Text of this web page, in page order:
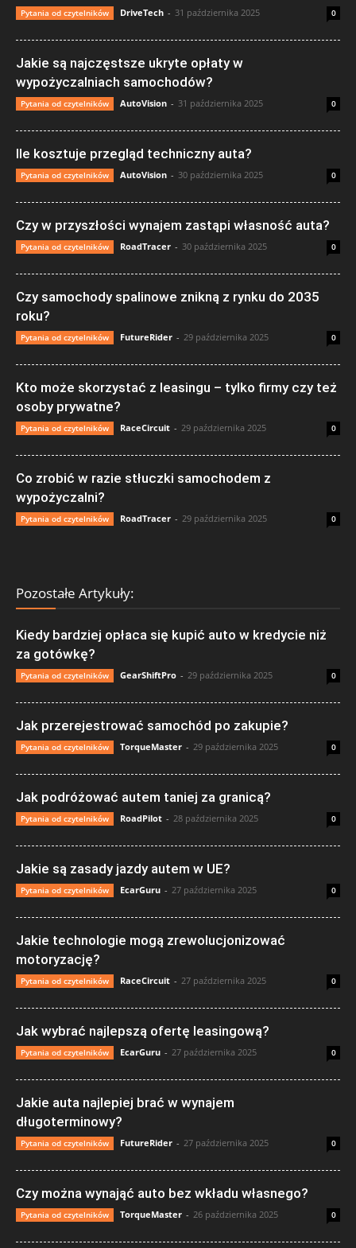
Pytania od czytelników DriveTech - 31 października 2025 0
Jakie są najczęstsze ukryte opłaty w
wypożyczalniach samochodów?
Pytania od czytelników AutoVision - 31 października 2025 0
Ile kosztuje przegląd techniczny auta?
Pytania od czytelników AutoVision - 30 października 2025 0
Czy w przyszłości wynajem zastąpi własność auta?
Pytania od czytelników RoadTracer - 30 października 2025 0
Czy samochody spalinowe znikną z rynku do 2035
roku?
Pytania od czytelników FutureRider - 29 października 2025 0
Kto może skorzystać z leasingu – tylko firmy czy też
osoby prywatne?
Pytania od czytelników RaceCircuit - 29 października 2025 0
Co zrobić w razie stłuczki samochodem z
wypożyczalni?
Pytania od czytelników RoadTracer - 29 października 2025 0
Pozostałe Artykuły:
Kiedy bardziej opłaca się kupić auto w kredycie niż
za gotówkę?
Pytania od czytelników GearShiftPro - 29 października 2025 0
Jak przerejestrować samochód po zakupie?
Pytania od czytelników TorqueMaster - 29 października 2025 0
Jak podróżować autem taniej za granicą?
Pytania od czytelników RoadPilot - 28 października 2025 0
Jakie są zasady jazdy autem w UE?
Pytania od czytelników EcarGuru - 27 października 2025 0
Jakie technologie mogą zrewolucjonizować
motoryzację?
Pytania od czytelników RaceCircuit - 27 października 2025 0
Jak wybrać najlepszą ofertę leasingową?
Pytania od czytelników EcarGuru - 27 października 2025 0
Jakie auta najlepiej brać w wynajem
długoterminowy?
Pytania od czytelników FutureRider - 27 października 2025 0
Czy można wynająć auto bez wkładu własnego?
Pytania od czytelników TorqueMaster - 26 października 2025 0